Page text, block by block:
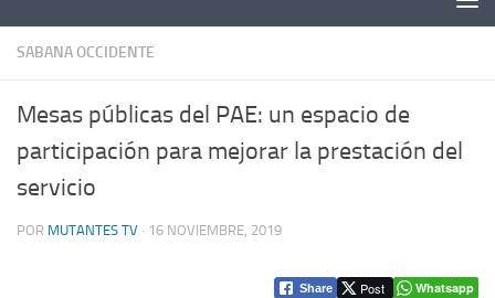
SABANA OCCIDENTE
Mesas públicas del PAE: un espacio de
participación para mejorar la prestación del
servicio
POR MUTANTES TV · 16 NOVIEMBRE, 2019
Share Post Whatsapp